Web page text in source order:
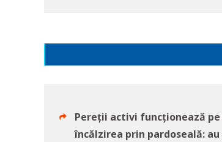
Pereții activi funcționează
încălzirea prin pardoseală: